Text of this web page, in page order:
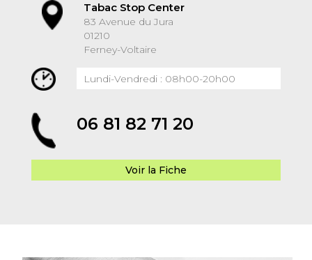
Tabac Stop Center
83 Avenue du Jura
01210
Ferney-Voltaire
Lundi-Vendredi : 08h00-20h00
06 81 82 71 20
Voir la Fiche